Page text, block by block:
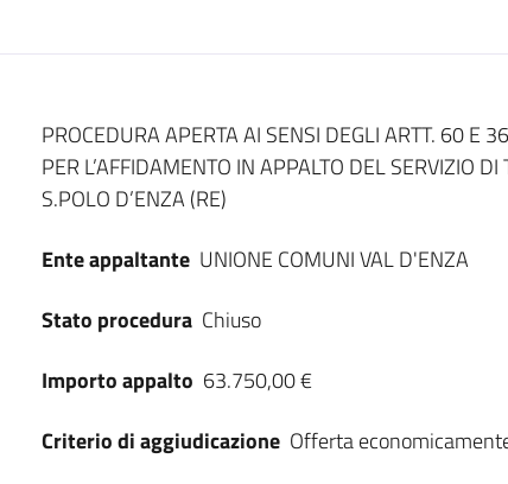
Dati del bando
PROCEDURA APERTA AI SENSI DEGLI ARTT. 60 E
PER L’AFFIDAMENTO IN APPALTO DEL SERVIZIO
S.POLO D’ENZA (RE)
Ente appaltante UNIONE COMUNI VAL D'ENZA
Stato procedura Chiuso
Importo appalto 63.750,00 €
Criterio di aggiudicazione Offerta